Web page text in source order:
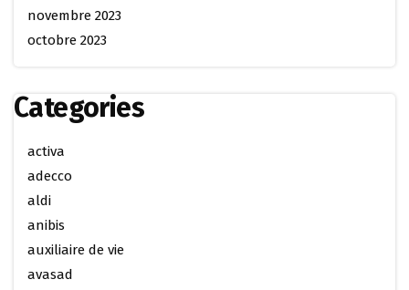
novembre 2023
octobre 2023
Categories
activa
adecco
aldi
anibis
auxiliaire de vie
avasad